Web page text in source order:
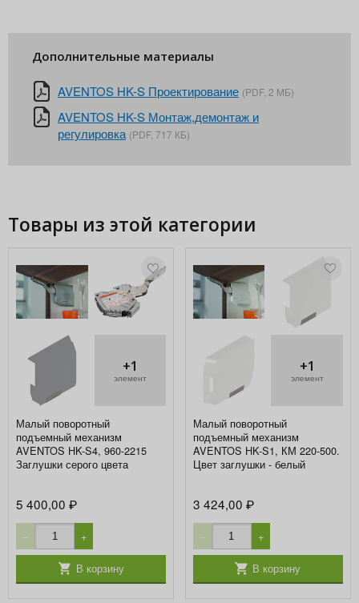
Дополнительные материалы
AVENTOS HK-S Проектирование (PDF, 2 МБ)
AVENTOS HK-S Монтаж,демонтаж и
регулировка (PDF, 717 КБ)
Товары из этой категории
+1
элемент
Малый поворотный
подъемный механизм
AVENTOS HK-S4, 960-2215
Заглушки серого цвета
5 400,00₽
− +
В корзину
+1
элемент
Малый поворотный
подъемный механизм
AVENTOS HK-S1, КМ 220-500.
Цвет заглушки - белый
3 424,00 ₽
− +
В корзину